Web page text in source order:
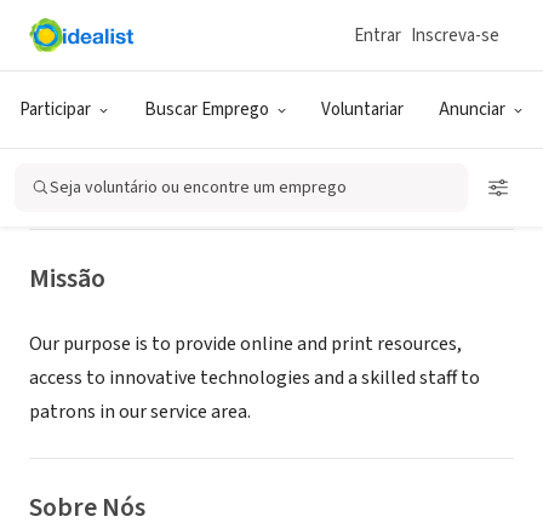
Participar Buscar Emprego Voluntariar Anunciar
Entrar Inscreva-se
Seja voluntário ou encontre um emprego
ONG (SETOR SOCIAL)
Carrollton Branch, Blackwater
Regional Library
Carrollton, VA|www.blackwaterlib.org
Missão
Our purpose is to provide online and print resources,
access to innovative technologies and a skilled staff to
patrons in our service area.
Sobre Nós